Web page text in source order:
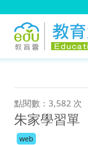
點閱數：3,582 次
朱家學習單
web